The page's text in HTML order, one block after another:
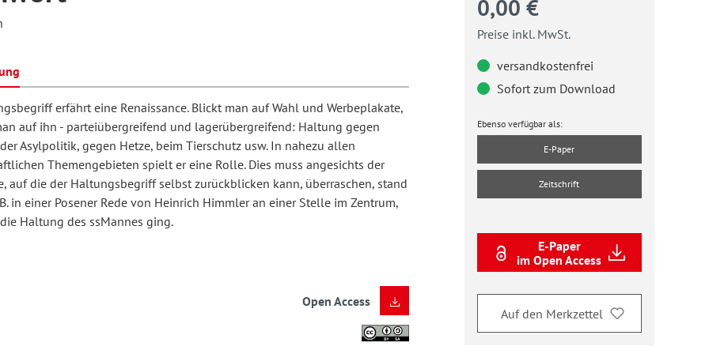
und Unterrichtsforschung
und
Forum
erfährt eine Renaissance. Blickt man auf Wahl­ und Werbeplakate,
auf ihn - parteiübergreifend und lagerübergreifend: Haltung gegen
Asylpolitik, gegen Hetze, beim Tierschutz usw. In nahezu allen
Themengebieten spielt er eine Rolle. Dies muss angesichts der
auf die der Haltungsbegriff selbst zurückblicken kann, überraschen, stand
in einer Posener Rede von Heinrich Himmler an einer Stelle im Zentrum,
Haltung des ss­Mannes ging.
Open Access
0,00 €
Preise inkl. MwSt.
versandkostenfrei
Sofort zum Download
Ebenso verfügbar als:
E-Paper
Zeitschrift
E-Paper
im Open Access
Auf den Merkzettel